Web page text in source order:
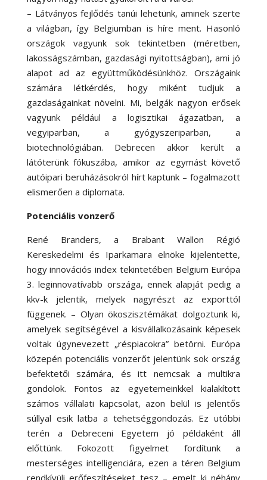
– Látványos fejlődés tanúi lehetünk, aminek szerte
a világban, így Belgiumban is híre ment. Hasonló
országok vagyunk sok tekintetben (méretben,
lakosságszámban, gazdasági nyitottságban), ami jó
alapot ad az együttműködésünkhöz. Országaink
számára létkérdés, hogy miként tudjuk a
gazdaságainkat növelni. Mi, belgák nagyon erősek
vagyunk például a logisztikai ágazatban, a
vegyiparban, a gyógyszeriparban, a
biotechnológiában. Debrecen akkor került a
látóterünk fókuszába, amikor az egymást követő
autóipari beruházásokról hírt kaptunk – fogalmazott
elismerően a diplomata.
Potenciális vonzerő
René Branders, a Brabant Wallon Régió
Kereskedelmi és Iparkamara elnöke kijelentette,
hogy innovációs index tekintetében Belgium Európa
3. leginnovatívabb országa, ennek alapját pedig a
kkv-k jelentik, melyek nagyrészt az exporttól
függenek. – Olyan ökoszisztémákat dolgoztunk ki,
amelyek segítségével a kisvállalkozásaink képesek
voltak úgynevezett „réspiacokra” betörni. Európa
közepén potenciális vonzerőt jelentünk sok ország
befektetői számára, és itt nemcsak a multikra
gondolok. Fontos az egyetemeinkkel kialakított
számos vállalati kapcsolat, azon belül is jelentős
súllyal esik latba a tehetséggondozás. Ez utóbbi
terén a Debreceni Egyetem jó példaként áll
előttünk. Fokozott figyelmet fordítunk a
mesterséges intelligenciára, ezen a téren Belgium
rendkívüli erőfeszítéseket tesz – emelt ki néhány